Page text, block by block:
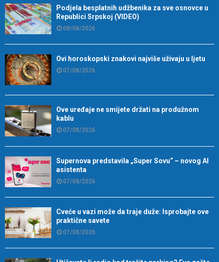
Podjela besplatnih udžbenika za sve osnovce u
Republici Srpskoj (VIDEO)
08/08/2026
Ovi horoskopski znakovi najviše uživaju u ljetu
07/08/2026
Ove uređaje ne smijete držati na produžnom
kablu
07/08/2026
Supernova predstavila „Super Sovu“ – novog AI
asistenta
07/08/2026
Cveće u vazi može da traje duže: Isprobajte ove
praktične savete
07/08/2026